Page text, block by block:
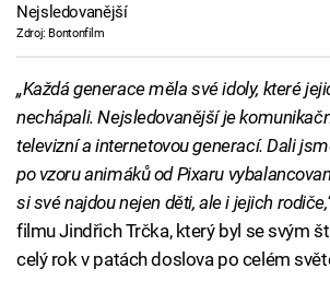
Nejsledovanější
Zdroj: Bontonfilm
„Každá generace měla své idoly, které
nechápali. Nejsledovanější je
televizní a internetovou generací. Dali
po vzoru animáků od Pixaru
si své najdou nejen děti, ale i jejich
filmu Jindřich Trčka, který byl se svým
celý rok v patách doslova po celém